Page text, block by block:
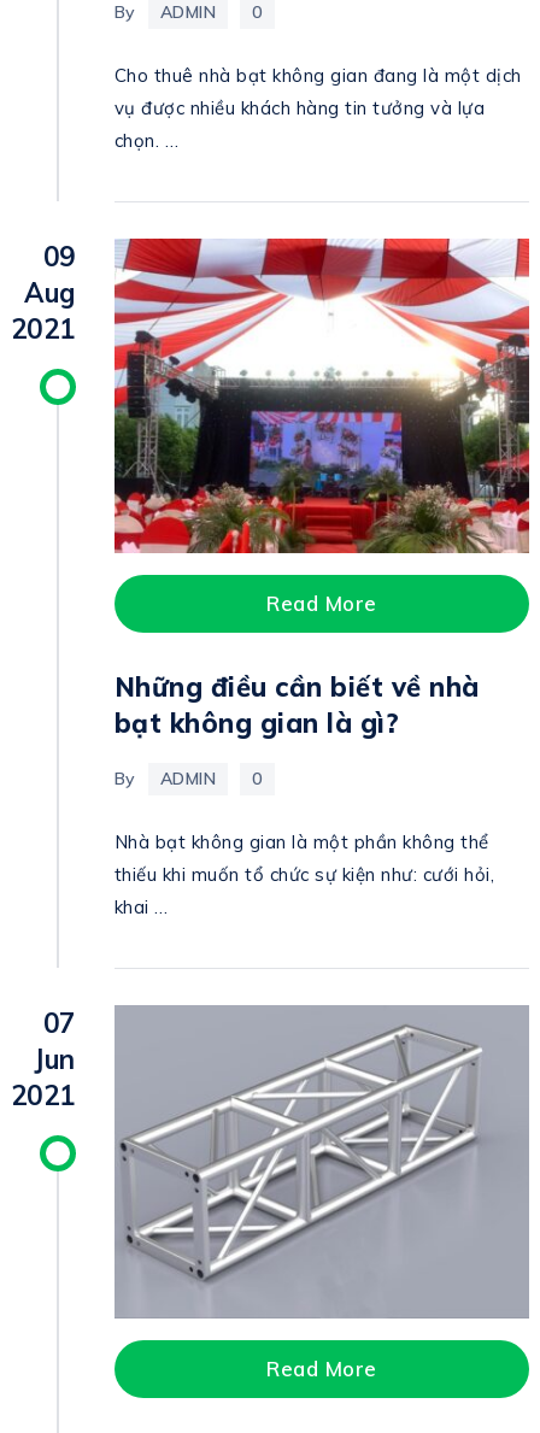
By ADMIN 0
Cho thuê nhà bạt không gian đang là một dịch
vụ được nhiều khách hàng tin tưởng và lựa
chọn. …
09
Aug
2021
Read More
Những điều cần biết về nhà
bạt không gian là gì?
By ADMIN 0
Nhà bạt không gian là một phần không thể
thiếu khi muốn tổ chức sự kiện như: cưới hỏi,
khai …
07
Jun
2021
Read More